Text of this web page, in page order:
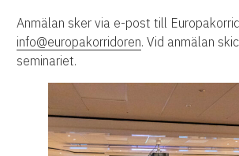
Anmälan sker via e-post till
info@europakorridoren. Vid anmälan
seminariet.